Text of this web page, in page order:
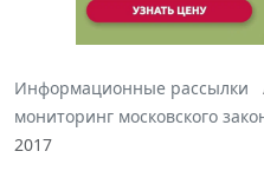
Информационные рассылки
мониторинг московского
2017